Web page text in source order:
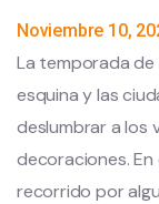
Noviembre 10,
La temporada de
esquina y las
deslumbrar a los
decoraciones.
recorrido por